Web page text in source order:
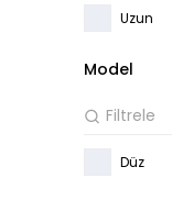
Uzun
Model
Düz